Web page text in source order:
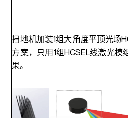
扫地机加装1组大角度平顶光场
方案，只用1组HCSEL线激光
果。